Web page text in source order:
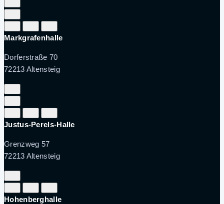
Markgrafenhalle
Dorferstraße 70
72213 Altensteig
Justus-Perels-Halle
Grenzweg 57
72213 Altensteig
Hohenberghalle